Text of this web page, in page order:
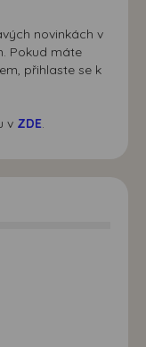
novinkách v
Pokud máte
přihlaste se k
v ZDE.
Bez vyjádření
a reklam